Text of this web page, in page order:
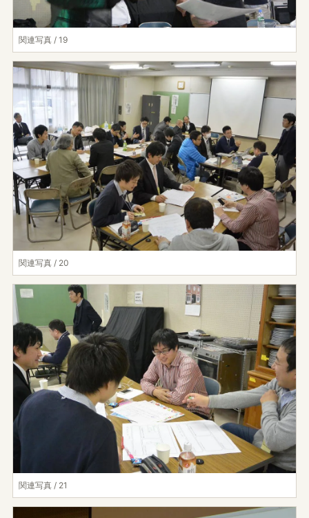
関連写真 / 19
関連写真 / 20
関連写真 / 21